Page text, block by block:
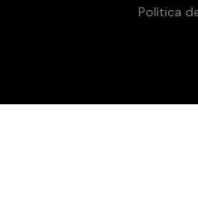
Política